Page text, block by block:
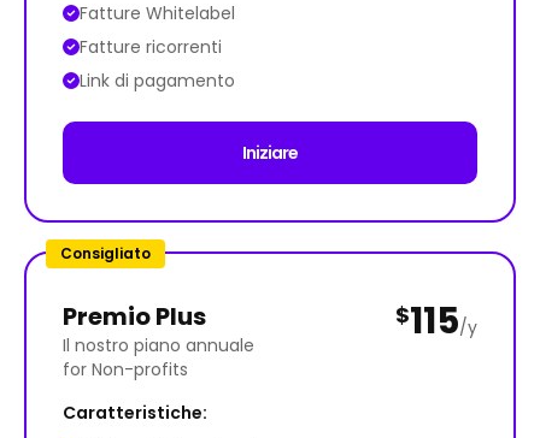
Fatture Whitelabel
Fatture ricorrenti
Link di pagamento
Iniziare
Consigliato
Premio Plus
Il nostro piano annuale
for Non-profits
$115/y
Caratteristiche: